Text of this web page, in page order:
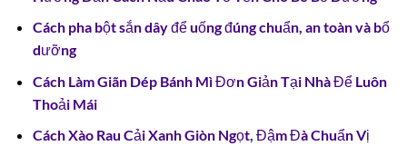
Cách pha bột sắn dây để uống đúng chuẩn, an toàn và bổ
dưỡng
Cách Làm Giãn Dép Bánh Mì Đơn Giản Tại Nhà Để Luôn
Thoải Mái
Cách Xào Rau Cải Xanh Giòn Ngọt, Đậm Đà Chuẩn Vị